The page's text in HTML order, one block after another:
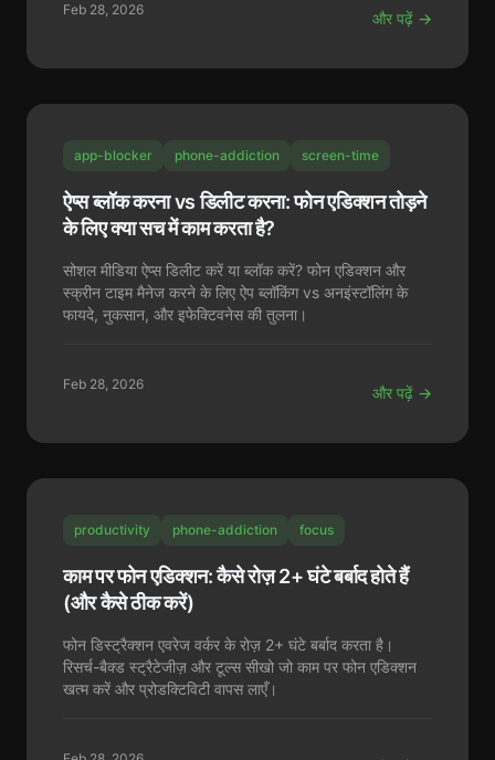
Feb 28, 2026 और पढ़ें →
app-blocker phone-addiction screen-time
ऐप्स ब्लॉक करना vs डिलीट करना: फोन एडिक्शन तोड़ने
के लिए क्या सच में काम करता है?
सोशल मीडिया ऐप्स डिलीट करें या ब्लॉक करें? फोन एडिक्शन और
स्क्रीन टाइम मैनेज करने के लिए ऐप ब्लॉकिंग vs अनइंस्टॉलिंग के
फायदे, नुकसान, और इफेक्टिवनेस की तुलना।
Feb 28, 2026 और पढ़ें →
productivity phone-addiction focus
काम पर फोन एडिक्शन: कैसे रोज़ 2+ घंटे बर्बाद होते हैं
(और कैसे ठीक करें)
फोन डिस्ट्रैक्शन एवरेज वर्कर के रोज़ 2+ घंटे बर्बाद करता है।
रिसर्च-बैक्ड स्ट्रैटेजीज़ और टूल्स सीखो जो काम पर फोन एडिक्शन
खत्म करें और प्रोडक्टिविटी वापस लाएँ।